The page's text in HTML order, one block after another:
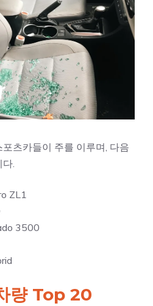
츠카들이 주를 이루며, 다음
.
ZL1
3500
량 Top 20